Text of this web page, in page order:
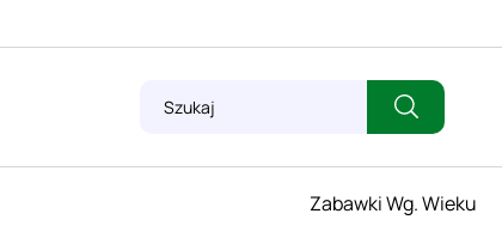
Zabawki Wg. Wieku